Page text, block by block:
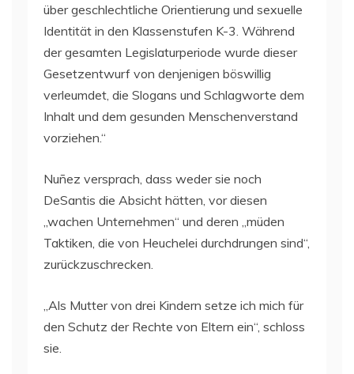
über geschlechtliche Orientierung und sexuelle
Identität in den Klassenstufen K-3. Während
der gesamten Legislaturperiode wurde dieser
Gesetzentwurf von denjenigen böswillig
verleumdet, die Slogans und Schlagworte dem
Inhalt und dem gesunden Menschenverstand
vorziehen.“
Nuñez versprach, dass weder sie noch
DeSantis die Absicht hätten, vor diesen
„wachen Unternehmen“ und deren „müden
Taktiken, die von Heuchelei durchdrungen sind“,
zurückzuschrecken.
„Als Mutter von drei Kindern setze ich mich für
den Schutz der Rechte von Eltern ein“, schloss
sie.